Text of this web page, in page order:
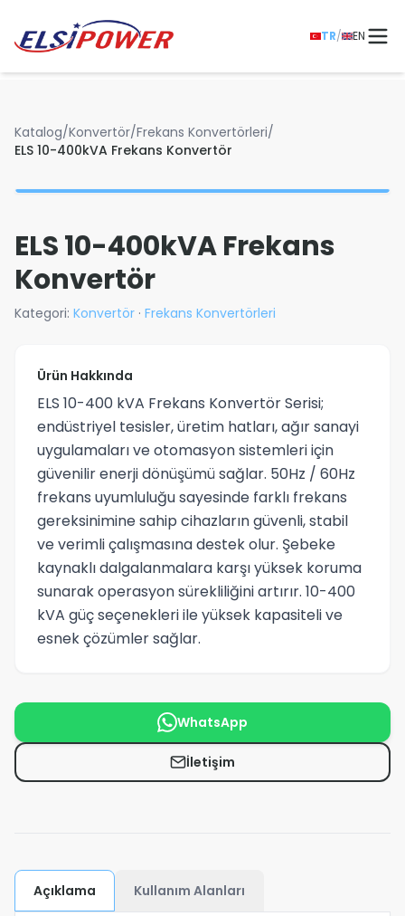
TR/ EN
Katalog/Konvertör/Frekans Konvertörleri/
ELS 10-400kVA Frekans Konvertör
ELS 10-400kVA Frekans
Konvertör
Kategori: Konvertör · Frekans Konvertörleri
Ürün Hakkında
ELS 10-400 kVA Frekans Konvertör Serisi;
endüstriyel tesisler, üretim hatları, ağır sanayi
uygulamaları ve otomasyon sistemleri için
güvenilir enerji dönüşümü sağlar. 50Hz / 60Hz
frekans uyumluluğu sayesinde farklı frekans
gereksinimine sahip cihazların güvenli, stabil
ve verimli çalışmasına destek olur. Şebeke
kaynaklı dalgalanmalara karşı yüksek koruma
sunarak operasyon sürekliliğini artırır. 10-400
kVA güç seçenekleri ile yüksek kapasiteli ve
esnek çözümler sağlar.
WhatsApp
İletişim
Açıklama Kullanım Alanları